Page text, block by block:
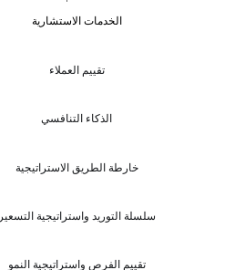
الخدمات الاستشارية
تقييم العملاء
الذكاء التنافسي
خارطة الطريق الاستراتيجية
سلسلة التوريد واستراتيجية التسعير
تقييم الفرص واستراتيجية النمو